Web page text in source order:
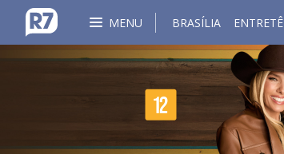
MENU BRASÍLIA ENTRETÊ